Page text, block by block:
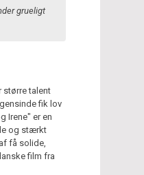
grueligt
større talent
fik lov
Irene" er en
og stærkt
få solide,
film fra